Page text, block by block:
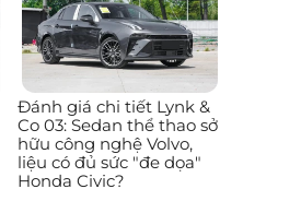
Đánh giá chi tiết Lynk &
Co 03: Sedan thể thao sở
hữu công nghệ Volvo,
liệu có đủ sức "đe dọa"
Honda Civic?